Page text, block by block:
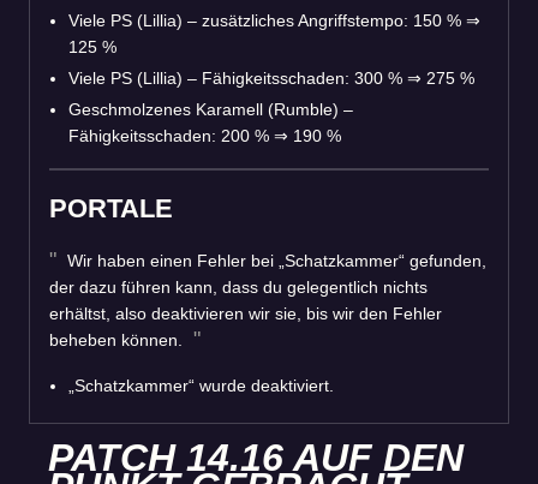
Viele PS (Lillia) – zusätzliches Angriffstempo: 150 % ⇒
125 %
Viele PS (Lillia) – Fähigkeitsschaden: 300 % ⇒ 275 %
Geschmolzenes Karamell (Rumble) –
Fähigkeitsschaden: 200 % ⇒ 190 %
PORTALE
Wir haben einen Fehler bei „Schatzkammer“ gefunden,
der dazu führen kann, dass du gelegentlich nichts
erhältst, also deaktivieren wir sie, bis wir den Fehler
beheben können.
„Schatzkammer“ wurde deaktiviert.
PATCH 14.16 AUF DEN